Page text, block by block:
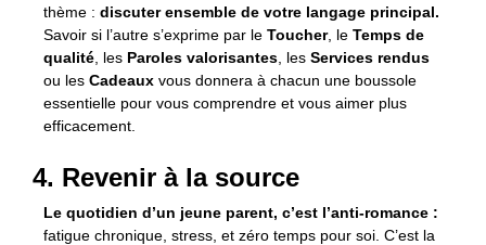
thème : discuter ensemble de votre langage principal.
Savoir si l’autre s’exprime par le Toucher, le Temps de
qualité, les Paroles valorisantes, les Services rendus
ou les Cadeaux vous donnera à chacun une boussole
essentielle pour vous comprendre et vous aimer plus
efficacement.
4. Revenir à la source
Le quotidien d’un jeune parent, c’est l’anti-romance :
fatigue chronique, stress, et zéro temps pour soi. C’est la